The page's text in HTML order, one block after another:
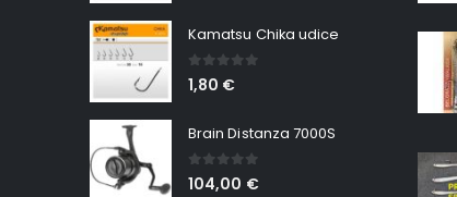
Kamatsu Chika udice
0 out of 5
1,80 €
Brain Distanza 7000S
0out of 5
104,00 €